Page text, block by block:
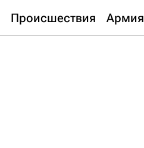
Происшествия Армия